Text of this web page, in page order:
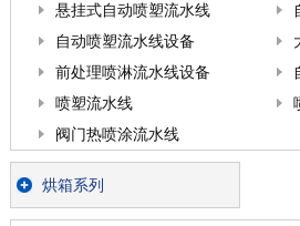
悬挂式自动喷塑流水线
自动喷塑流水线设备
前处理喷淋流水线设备
喷塑流水线
阀门热喷涂流水线
烘箱系列